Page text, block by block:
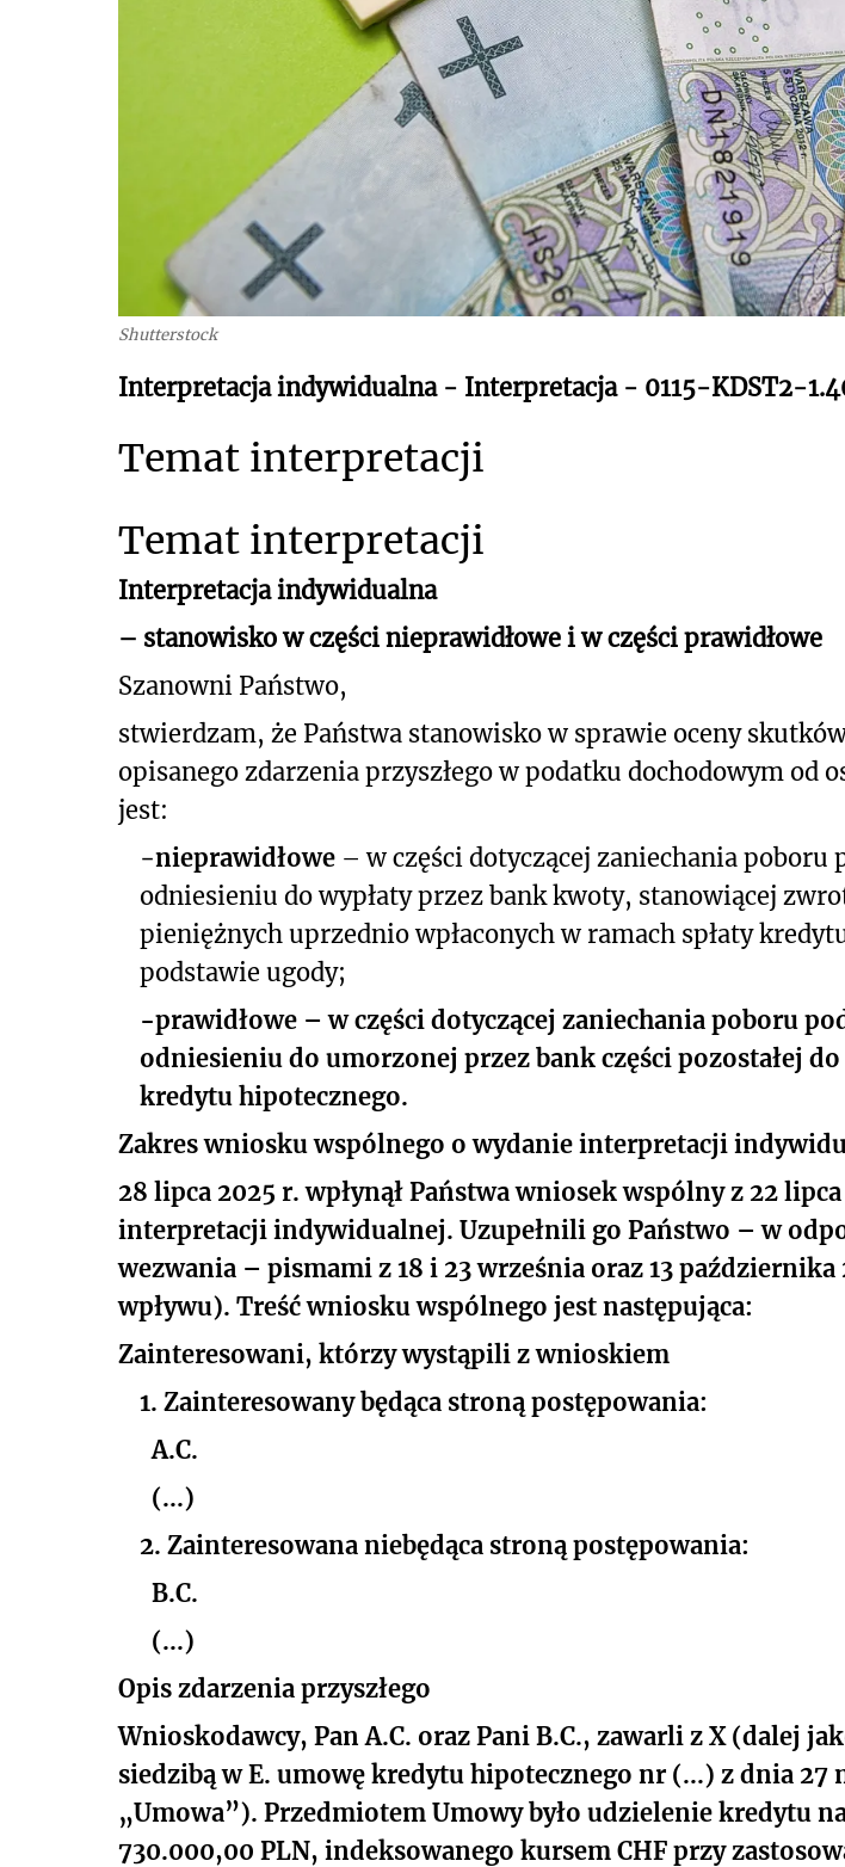
Shutterstock
Interpretacja indywidualna - Interpretacja - 0115-KDST2-
Temat interpretacji
Temat interpretacji
Interpretacja indywidualna
– stanowisko w części nieprawidłowe i w części prawidłowe
Szanowni Państwo,
stwierdzam, że Państwa stanowisko w sprawie oceny
opisanego zdarzenia przyszłego w podatku dochodowym od
jest:
−nieprawidłowe – w części dotyczącej zaniechania poboru
odniesieniu do wypłaty przez bank kwoty, stanowiącej
pieniężnych uprzednio wpłaconych w ramach spłaty
podstawie ugody;
−prawidłowe – w części dotyczącej zaniechania poboru
odniesieniu do umorzonej przez bank części pozostałej
kredytu hipotecznego.
Zakres wniosku wspólnego o wydanie interpretacji
28 lipca 2025 r. wpłynął Państwa wniosek wspólny z 22
interpretacji indywidualnej. Uzupełnili go Państwo – w
wezwania – pismami z 18 i 23 września oraz 13 października
wpływu). Treść wniosku wspólnego jest następująca:
Zainteresowani, którzy wystąpili z wnioskiem
1. Zainteresowany będąca stroną postępowania:
A.C.
(...)
2. Zainteresowana niebędąca stroną postępowania:
B.C.
(...)
Opis zdarzenia przyszłego
Wnioskodawcy, Pan A.C. oraz Pani B.C., zawarli z X (dalej
siedzibą w E. umowę kredytu hipotecznego nr (...) z dnia 27
„Umowa”). Przedmiotem Umowy było udzielenie kredytu
730.000,00 PLN, indeksowanego kursem CHF przy